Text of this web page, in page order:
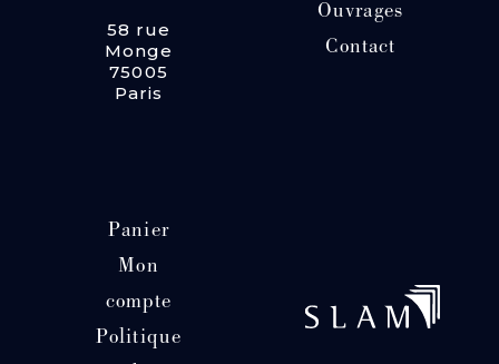
58 rue
Monge
75005
Paris
Ouvrages
Contact
Panier
Mon
compte
Politique